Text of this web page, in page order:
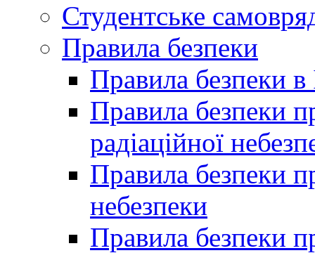
Студентське
Правила безпеки
Правила безпеки в
Правила безпеки
радіаційної
Правила безпеки
небезпеки
Правила безпеки